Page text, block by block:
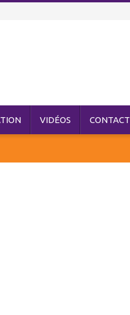
VIDÉOS CONTACT